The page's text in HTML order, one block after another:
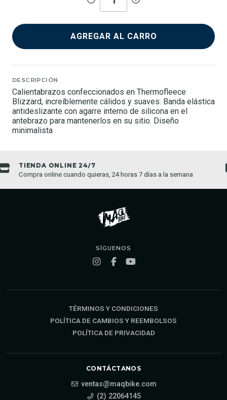
AGREGAR AL CARRO
DESCRIPCIÓN
Calientabrazos confeccionados en Thermofleece
Blizzard, increíblemente cálidos y suaves. Banda elástica
antideslizante con agarre interno de silicona en el
antebrazo para mantenerlos en su sitio. Diseño
minimalista
ENVIOS A TODO CHILE
Enviamos a todo Chile
SÍGUENOS
TÉRMINOS Y CONDICIONES
POLÍTICA DE CAMBIOS Y REEMBOLSOS
POLÍTICA DE PRIVACIDAD
CONTÁCTANOS
ventas@maqbike.com
(2) 22064145